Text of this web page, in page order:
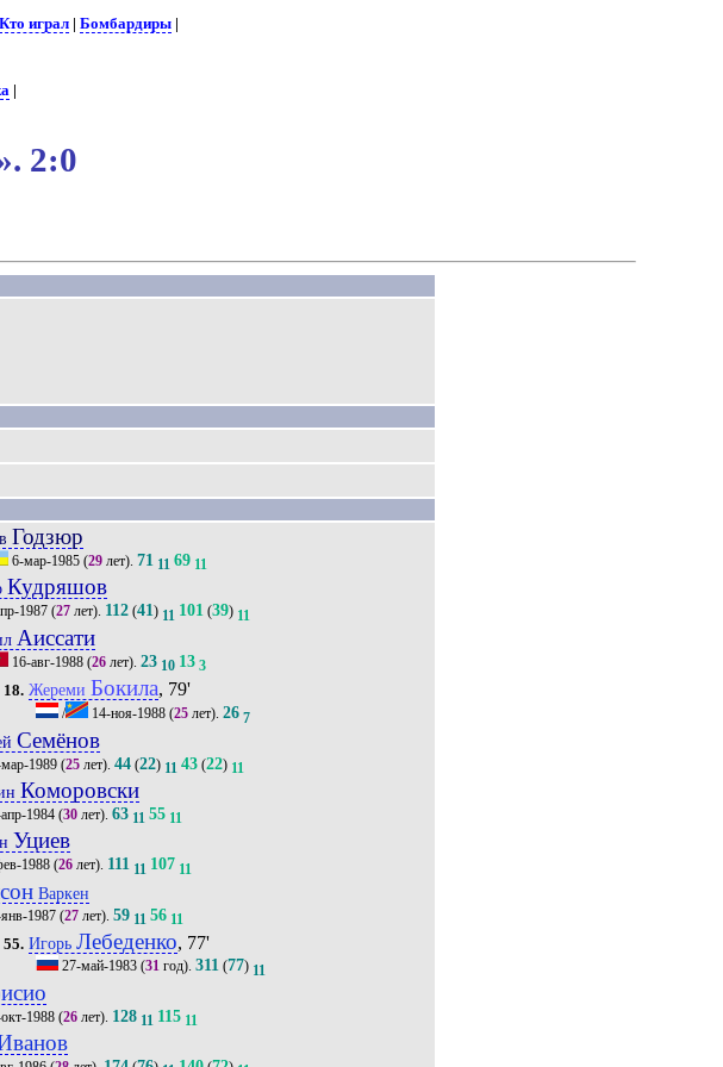
Кто играл |Бомбардиры
|
2:0
Годзюр
6-мар-1985 (29 лет).71 11 69 11
Кудряшов
1987 (27 лет). 112 (41) 11 101 (39) 11
Аиссати
16-авг-1988 (26 лет).23 10 13 3
18. Жереми Бокила, 79'
/ 14-ноя-1988(25лет). 26 7
Семёнов
1989 (25 лет).44 (22) 11 43 (22) 11
Коморовски
1984 (30 лет).63 11 55 11
Уциев
1988 (26 лет). 111 11 107 11
Варкен
1987 (27 лет).59 11 56 11
55. ИгорьЛебеденко, 77'
27-май-1983(31год). 311(77) 11
1988 (26 лет). 128 11 115 11